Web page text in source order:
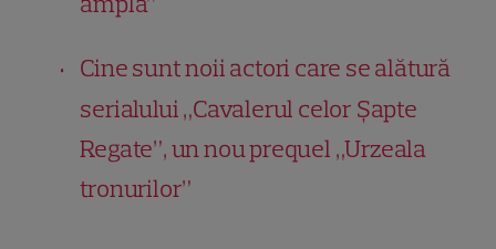
Cine sunt noii actori care se alătură
serialului „Cavalerul celor Șapte
Regate”, un nou prequel „Urzeala
tronurilor”